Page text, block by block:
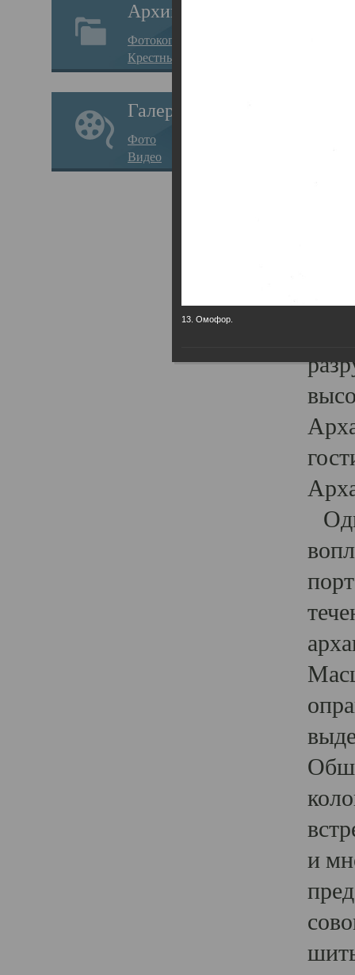
Архив
Фотокопии дел
Крестные ходы
Галерея
Фото
Видео
и
13. Омофор.